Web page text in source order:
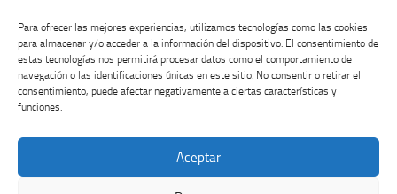
Para ofrecer las mejores experiencias, utilizamos tecnologías como las cookies
para almacenar y/o acceder a la información del dispositivo. El consentimiento de
estas tecnologías nos permitirá procesar datos como el comportamiento de
navegación o las identificaciones únicas en este sitio. No consentir o retirar el
consentimiento, puede afectar negativamente a ciertas características y
funciones.
Aceptar
WordPress.org